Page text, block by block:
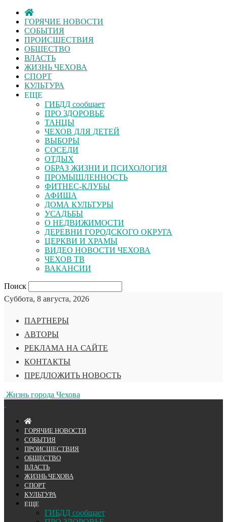
ГОРЯЧИЕ НОВОСТИ
СОБЫТИЯ
ПРОИСШЕСТВИЯ
ОБЩЕСТВО
ВЛАСТЬ
ЖИЗНЬ ЧЕХОВА
СПОРТ
КУЛЬТУРА
ЕЩЕ
ГИБДД сообщает
ПРО ЗДОРОВЬЕ
ТАНЦЫ
ЧЕХОВ ДЛЯ ДЕТЕЙ
ВЫБОРЫ
СОСЕДИ
ОТДЫХ
ОБРАЗ ЖИЗНИ И ПСИХОЛОГИЯ
ПРОМЫШЛЕННОСТЬ
ФИТНЕС-КЛУБЫ
АФИША
ДОМА КУЛЬТУРЫ
УСАДЬБЫ
О НЕДВИЖИМОСТИ
ДЕРЕВНИ ГОРОДСКОГО ОКРУГА
ЦЕРКВИ И ХРАМЫ
ВИДЕО НОВОСТИ ЧЕХОВА
ЧЕХОВ ТВ
ВАКАНСИИ
Поиск
Суббота, 8 августа, 2026
ПАРТНЕРЫ
АВТОРЫ
РЕКЛАМА НА САЙТЕ
КОНТАКТЫ
ПРЕДЛОЖИТЬ НОВОСТЬ
Жизнь города Чехова
ГОРЯЧИЕ НОВОСТИ
СОБЫТИЯ
ПРОИСШЕСТВИЯ
ОБЩЕСТВО
ВЛАСТЬ
ЖИЗНЬ ЧЕХОВА
СПОРТ
КУЛЬТУРА
ЕЩЕ
ГИБДД сообщает